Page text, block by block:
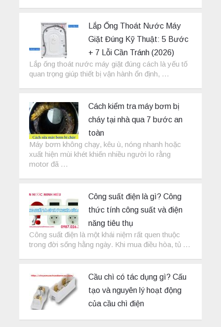
Lắp Ống Thoát Nước Máy
Giặt Đúng Kỹ Thuật: 5 Bước
+ 7 Lỗi Cần Tránh (2026)
Lắp ống thoát nước máy giặt đúng cách là yếu tố
quan trọng giúp thiết bị vận hành ổn định, …
Cách kiểm tra máy bơm bị
cháy tại nhà qua 7 bước an
toàn
Máy bơm không chạy, kêu ù, nóng nhanh hoặc
xuất hiện mùi khét khiến nhiều người lo rằng
motor đã …
Công suất điện là gì? Công
thức tính công suất và điện
năng tiêu thụ
Công suất điện là một khái niệm rất quen thuộc
trong đời sống hằng ngày. Khi mua điều hòa, tủ …
Cầu chì có tác dụng gì? Cấu
tạo và nguyên lý hoạt động
của cầu chì điện